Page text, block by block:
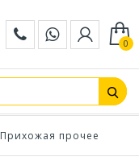
0
Прихожая прочее